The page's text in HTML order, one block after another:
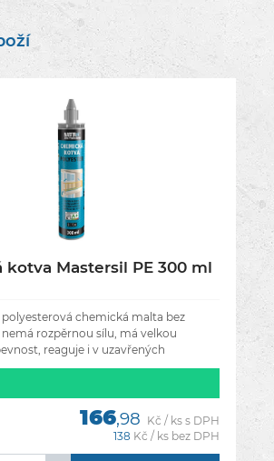
kotva Mastersil PE 300 ml
chemická malta bez
rozpěrnou sílu, má velkou
reaguje i v uzavřených
kotvení závitových tyčí,
166,98 Kč / ks s DPH
138 Kč / ks bez DPH